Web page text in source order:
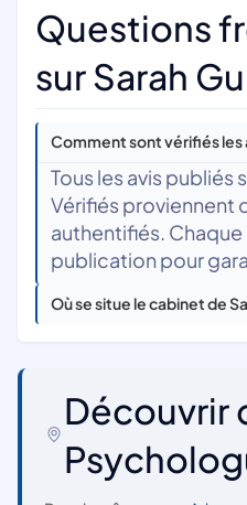
Questions
sur Sarah
Comment sont vérifiés les
Tous les avis publiés
Vérifiés proviennent
authentifiés. Chaque
publication pour
Où se situe le cabinet de
Découvrir